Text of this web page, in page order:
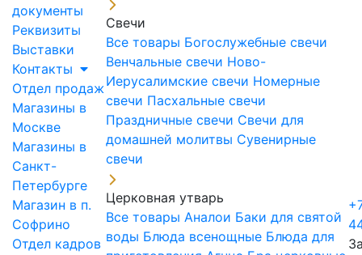
документы
Реквизиты
Выставки
Контакты
Отдел продаж
Магазины в
Москве
Магазины в
Санкт-
Петербурге
Магазин в п.
Софрино
Отдел кадров
Свечи
Все товары Богослужебные свечи
Венчальные свечи Ново-
Иерусалимские свечи Номерные
свечи Пасхальные свечи
Праздничные свечи Свечи для
домашней молитвы Сувенирные
свечи
Церковная утварь
Все товары Аналои Баки для святой
воды Блюда всенощные Блюда для